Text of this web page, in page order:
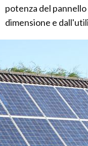
potenza del
dimensione e